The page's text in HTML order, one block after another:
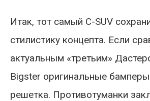
Итак, тот самый C-SUV
стилистику концепта. Если
актуальным «третьим»
Bigster оригинальные
решетка. Противотуманки